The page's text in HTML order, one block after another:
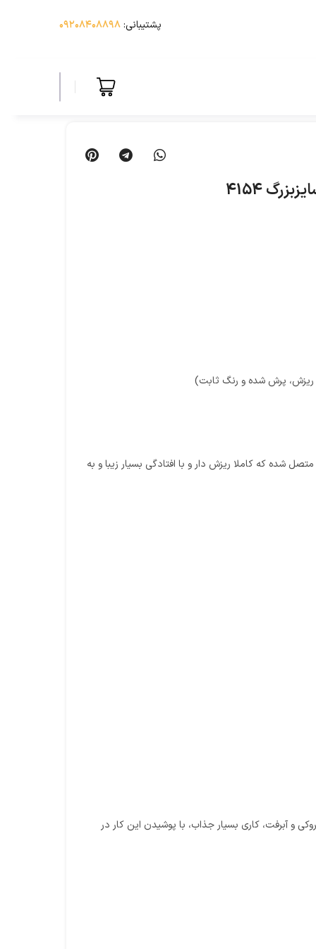
پشتیبانی:۰۹۲۰۸۴۰۸۸۹۸
4154
ریزش، پرش شده و رنگ ثابت)
شده که کاملا ریزش دار و با افتادگی بسیار زیبا و به
و آبرفت، کاری بسیار جذاب، با پوشیدن این کار در